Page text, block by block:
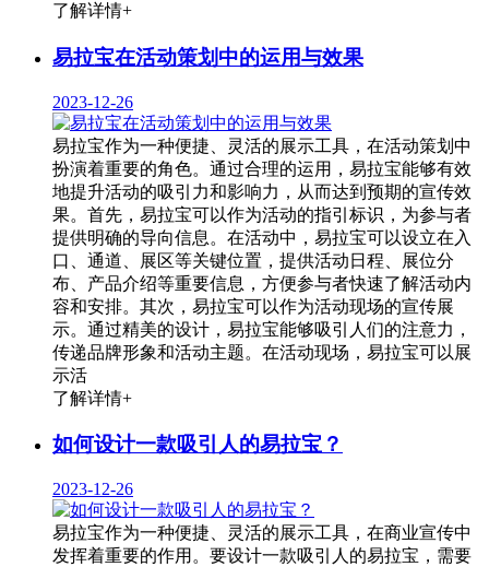
了解详情+
易拉宝在活动策划中的运用与效果
2023-12-26
易拉宝作为一种便捷、灵活的展示工具，在活动策划中
扮演着重要的角色。通过合理的运用，易拉宝能够有效
地提升活动的吸引力和影响力，从而达到预期的宣传效
果。首先，易拉宝可以作为活动的指引标识，为参与者
提供明确的导向信息。在活动中，易拉宝可以设立在入
口、通道、展区等关键位置，提供活动日程、展位分
布、产品介绍等重要信息，方便参与者快速了解活动内
容和安排。其次，易拉宝可以作为活动现场的宣传展
示。通过精美的设计，易拉宝能够吸引人们的注意力，
传递品牌形象和活动主题。在活动现场，易拉宝可以展
示活
了解详情+
如何设计一款吸引人的易拉宝？
2023-12-26
易拉宝作为一种便捷、灵活的展示工具，在商业宣传中
发挥着重要的作用。要设计一款吸引人的易拉宝，需要